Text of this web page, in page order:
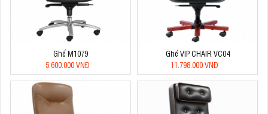
Ghế M1079
5.600.000 VNĐ
Ghế VIP CHAIR VC04
11.798.000 VNĐ